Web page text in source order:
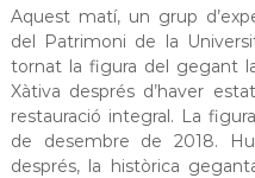
Aquest matí, un grup
del Patrimoni de la
tornat la figura del gegant
Xàtiva després d’haver
restauració integral. La
de desembre de 2018.
després, la històrica